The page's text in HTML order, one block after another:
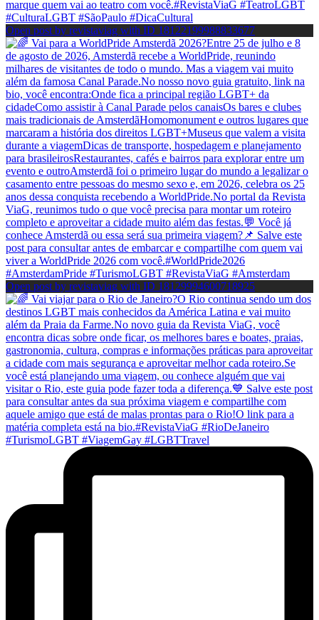
Open post by revistaviag with ID 18122199988833677
Open post by revistaviag with ID 18129994600718925